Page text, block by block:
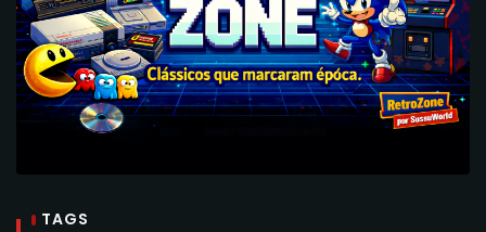
TAGS